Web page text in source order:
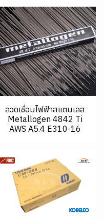
ลวดเชื่อมไฟฟ้าสแตนเลส
Metallogen 4842 Ti
AWS A5.4 E310-16